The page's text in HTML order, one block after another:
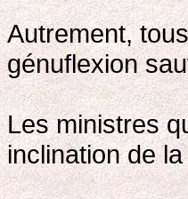
Autrement,
génuflexion
Les ministres
inclination de